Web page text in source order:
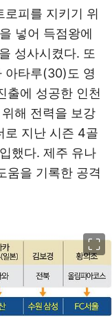
피를 지키기 위
넣어 득점왕에
성사시켰다. 또
아타루(30)도 영
출에 성공한 인천
해 전력을 보강
로 지난 시즌 4골
했다. 제주 유나
움을 기록한 공격